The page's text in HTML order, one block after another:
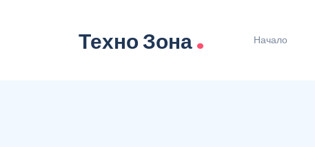
Техно Зона. Начало